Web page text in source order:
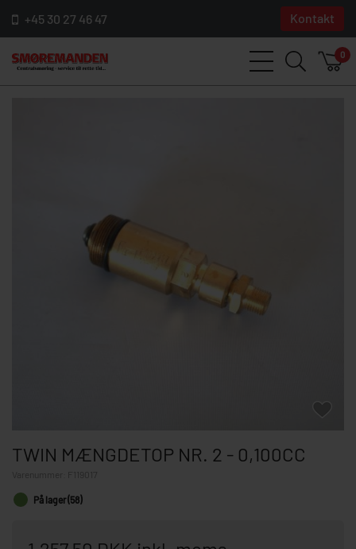
+45 30 27 46 47 Kontakt
0
TWIN MÆNGDETOP NR. 2 - 0,100CC
F119017
På lager (58)